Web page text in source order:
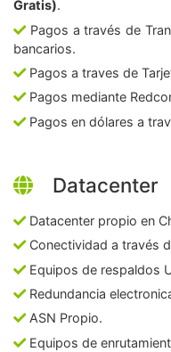
Gratis).
Pagos a través de
bancarios.
Pagos a traves de
Pagos mediante
Pagos en dólares a
Datacenter
Datacenter propio en
Conectividad a través
Equipos de respaldos
Redundancia
ASN Propio.
Equipos de